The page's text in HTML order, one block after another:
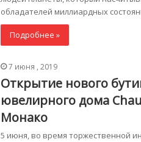
обладателей миллиардных
Подробнее »
7 июня , 2019
Открытие нового
ювелирного дома
Монако
5 июня, во время торжественной